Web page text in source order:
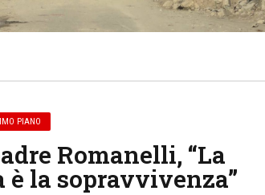
PIANO
Romanelli, “La
la sopravvivenza”